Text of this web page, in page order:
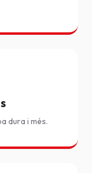
dura i més.